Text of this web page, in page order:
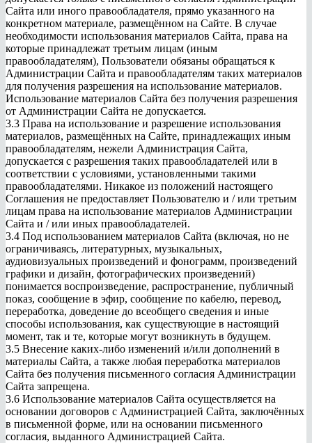
Сайта или иного правообладателя, прямо указанного на
конкретном материале, размещённом на Сайте. В случае
необходимости использования материалов Сайта, права на
которые принадлежат третьим лицам (иным
правообладателям), Пользователи обязаны обращаться к
Администрации Сайта и правообладателям таких материалов
для получения разрешения на использование материалов.
Использование материалов Сайта без получения разрешения
от Администрации Сайта не допускается.
3.3 Права на использование и разрешение использования
материалов, размещённых на Сайте, принадлежащих иным
правообладателям, нежели Администрация Сайта,
допускается с разрешения таких правообладателей или в
соответствии с условиями, установленными такими
правообладателями. Никакое из положений настоящего
Соглашения не предоставляет Пользователю и / или третьим
лицам права на использование материалов Администрации
Сайта и / или иных правообладателей.
3.4 Под использованием материалов Сайта (включая, но не
ограничиваясь, литературных, музыкальных,
аудиовизуальных произведений и фонограмм, произведений
графики и дизайн, фотографических произведений)
понимается воспроизведение, распространение, публичный
показ, сообщение в эфир, сообщение по кабелю, перевод,
переработка, доведение до всеобщего сведения и иные
способы использования, как существующие в настоящий
момент, так и те, которые могут возникнуть в будущем.
3.5 Внесение каких-либо изменений и/или дополнений в
материалы Сайта, а также любая переработка материалов
Сайта без получения письменного согласия Администрации
Сайта запрещена.
3.6 Использование материалов Сайта осуществляется на
основании договоров с Администрацией Сайта, заключённых
в письменной форме, или на основании письменного
согласия, выданного Администрацией Сайта.